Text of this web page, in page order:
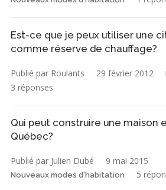
Est-ce que je peux utiliser une
comme réserve de chauffage?
Publié par Roulants 29 février 2012
3 réponses
Qui peut construire une maison
Québec?
Publié par Julien Dubé 9 mai 2015
Nouveaux modes d'habitation 5